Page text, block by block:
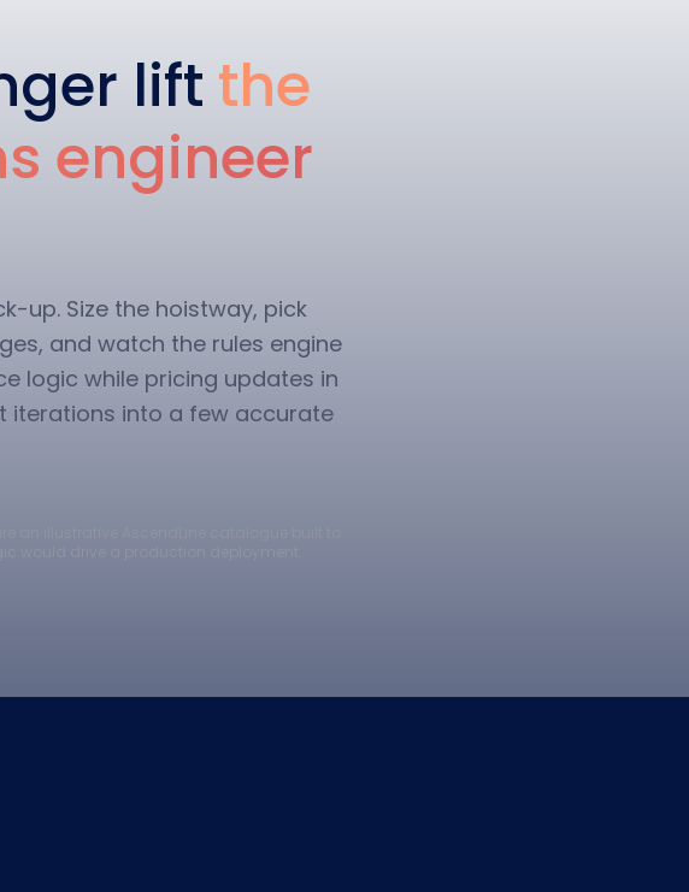
lift the
engineer
up. Size the hoistway, pick
and watch the rules engine
logic while pricing updates in
iterations into a few accurate